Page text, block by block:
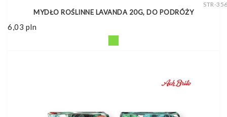
STR-
MYDŁO ROŚLINNE LAVANDA 20G, DO PODRÓŻY
6,03 pln